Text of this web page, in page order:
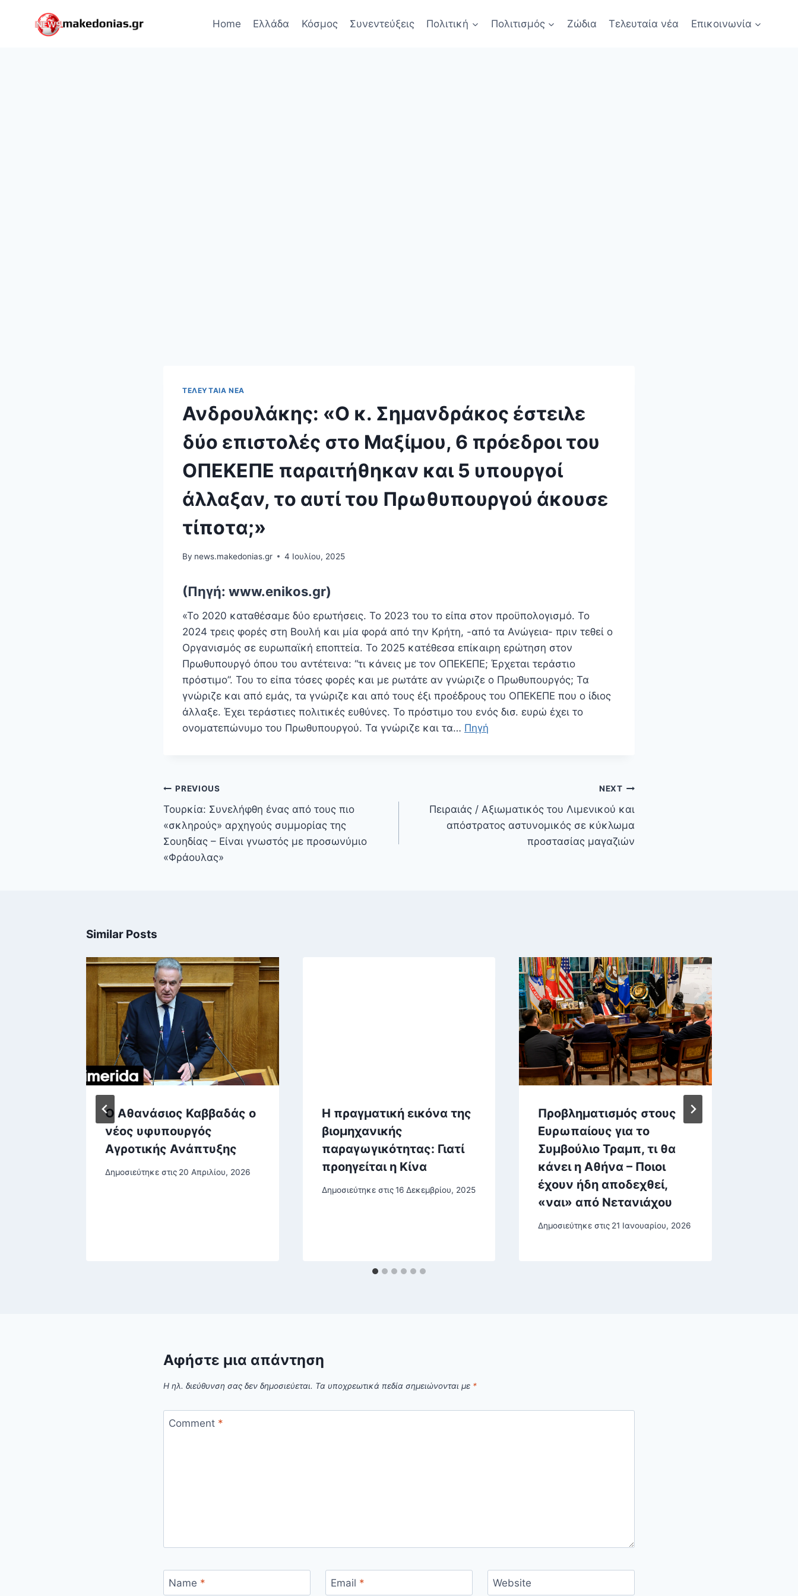
Home Ελλάδα Κόσμος Συνεντεύξεις Πολιτική Πολιτισμός Ζώδια Τελευταία νέα Επικοινωνία
ΤΕΛΕΥΤΑΊΑ ΝΈΑ
Ανδρουλάκης: «Ο κ. Σημανδράκος έστειλε
δύο επιστολές στο Μαξίμου, 6 πρόεδροι του
ΟΠΕΚΕΠΕ παραιτήθηκαν και 5 υπουργοί
άλλαξαν, το αυτί του Πρωθυπουργού άκουσε
τίποτα;»
By news.makedonias.gr 4 Ιουλίου, 2025
(Πηγή: www.enikos.gr)
«Το 2020 καταθέσαμε δύο ερωτήσεις. Το 2023 του το είπα στον προϋπολογισμό. Το
2024 τρεις φορές στη Βουλή και μία φορά από την Κρήτη, -από τα Ανώγεια- πριν τεθεί ο
Οργανισμός σε ευρωπαϊκή εποπτεία. Το 2025 κατέθεσα επίκαιρη ερώτηση στον
Πρωθυπουργό όπου του αντέτεινα: “τι κάνεις με τον ΟΠΕΚΕΠΕ; Έρχεται τεράστιο
πρόστιμο”. Του το είπα τόσες φορές και με ρωτάτε αν γνώριζε ο Πρωθυπουργός; Τα
γνώριζε και από εμάς, τα γνώριζε και από τους έξι προέδρους του ΟΠΕΚΕΠΕ που ο ίδιος
άλλαξε. Έχει τεράστιες πολιτικές ευθύνες. Το πρόστιμο του ενός δισ. ευρώ έχει το
ονοματεπώνυμο του Πρωθυπουργού. Τα γνώριζε και τα… Πηγή
Πλοήγηση
άρθρων
PREVIOUS
Τουρκία: Συνελήφθη ένας από τους πιο
«σκληρούς» αρχηγούς συμμορίας της
Σουηδίας – Είναι γνωστός με προσωνύμιο
«Φράουλας»
NEXT
Πειραιάς / Αξιωματικός του Λιμενικού και
απόστρατος αστυνομικός σε κύκλωμα
προστασίας μαγαζιών
Similar Posts
Ο Αθανάσιος Καββαδάς ο
νέος υφυπουργός
Αγροτικής Ανάπτυξης
Δημοσιεύτηκε στις 20 Απριλίου, 2026
Η πραγματική εικόνα της
βιομηχανικής
παραγωγικότητας: Γιατί
προηγείται η Κίνα
Δημοσιεύτηκε στις 16 Δεκεμβρίου, 2025
Προβληματισμός στους
Ευρωπαίους για το
Συμβούλιο Τραμπ, τι θα
κάνει η Αθήνα – Ποιοι
έχουν ήδη αποδεχθεί,
«ναι» από Νετανιάχου
Δημοσιεύτηκε στις 21 Ιανουαρίου, 2026
Αφήστε μια απάντηση
Η ηλ. διεύθυνση σας δεν δημοσιεύεται. Τα υποχρεωτικά πεδία σημειώνονται με *
Comment *
Name * Email * Website